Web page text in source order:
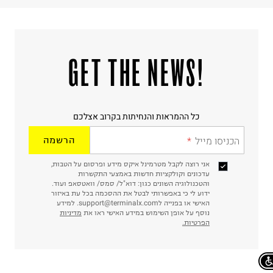
!GET THE NEWS
כל ההמראות והנחיתות בקרוב אצלכם
הכניסו מייל הרשמה
אני רוצה לקבל מטרמינל איקס מידע ופרסום על הטבות,
עדכונים וקולקציות חדשות באמצעי התקשרות
והטכנולוגיה השונים כגון: דוא"ל/ סמס/ וואטסאפ ועוד.
ידוע לי כי באפשרותי לבטל את ההסכמה בכל עת באיזור
האישי או בפנייה לsupport@terminalx.com. למידע
נוסף על אופן השימוש במידע האישי ראו את מדיניות
הפרטיות.